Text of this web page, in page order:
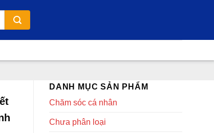
DANH MỤC SẢN PHẨM
Chăm sóc cá nhân
Chưa phân loại